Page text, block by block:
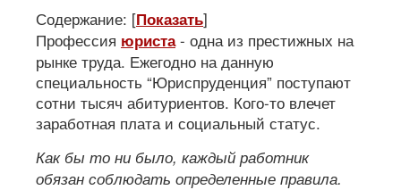
Содержание: [Показать]
Профессия юриста- одна из престижных на
рынке труда. Ежегодно на данную
специальность “Юриспруденция” поступают
сотни тысяч абитуриентов. Кого-то влечет
заработная плата и социальный статус.
Как бы то ни было, каждый работник
обязан соблюдать определенные правила.